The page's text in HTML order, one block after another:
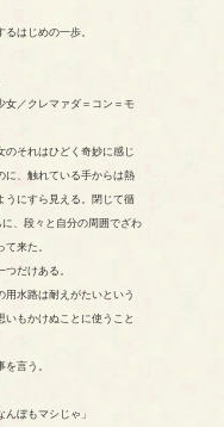
はじめの一歩。
／クレマァダ＝コン＝モ
それはひどく奇妙に感じ
に、触れている手からは熱
にすら見える。閉じて循
、段々と自分の周囲でざわ
来た。
だけある。
水路は耐えがたいという
いもかけぬことに使うこと
言う。
ぼもマシじゃ」